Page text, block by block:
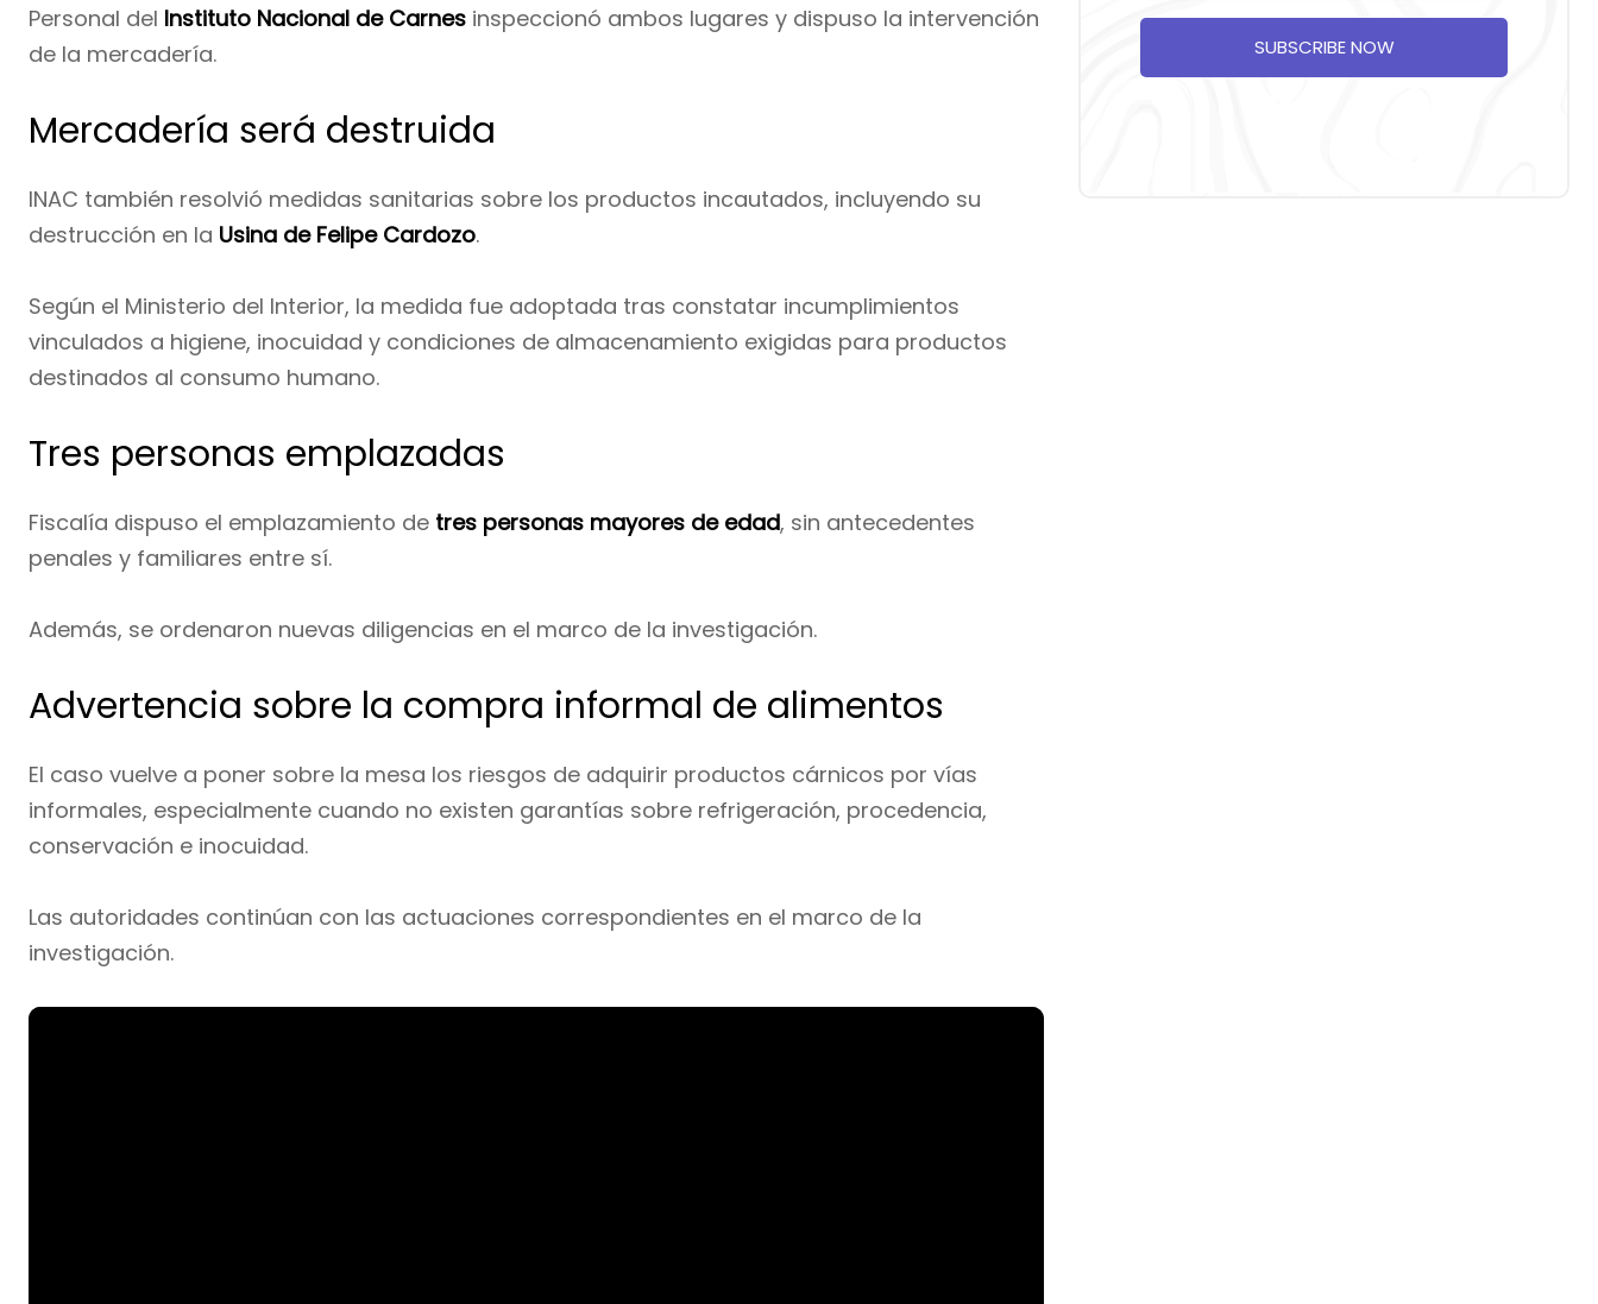
Personal del Instituto Nacional de Carnes inspeccionó ambos lugares y dispuso la intervención
de la mercadería.
Mercadería será destruida
INAC también resolvió medidas sanitarias sobre los productos incautados, incluyendo su
destrucción en la Usina de Felipe Cardozo.
Según el Ministerio del Interior, la medida fue adoptada tras constatar incumplimientos
vinculados a higiene, inocuidad y condiciones de almacenamiento exigidas para productos
destinados al consumo humano.
Tres personas emplazadas
Fiscalía dispuso el emplazamiento de tres personas mayores de edad, sin antecedentes
penales y familiares entre sí.
Además, se ordenaron nuevas diligencias en el marco de la investigación.
Advertencia sobre la compra informal de alimentos
El caso vuelve a poner sobre la mesa los riesgos de adquirir productos cárnicos por vías
informales, especialmente cuando no existen garantías sobre refrigeración, procedencia,
conservación e inocuidad.
Las autoridades continúan con las actuaciones correspondientes en el marco de la
investigación.
SUBSCRIBE NOW